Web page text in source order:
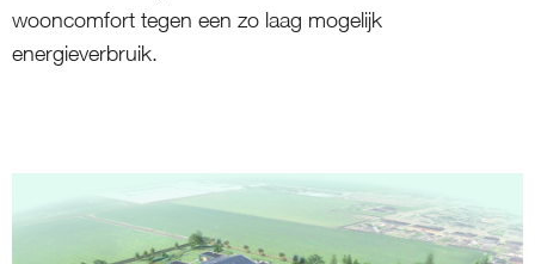
wooncomfort tegen een zo laag mogelijk
energieverbruik.